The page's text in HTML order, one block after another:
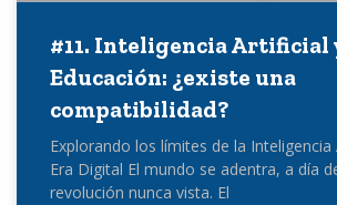
#11. Inteligencia Artificial
Educación: ¿existe una
compatibilidad?
Explorando los límites de la Inteligencia
Era Digital El mundo se adentra, a día
revolución nunca vista. El